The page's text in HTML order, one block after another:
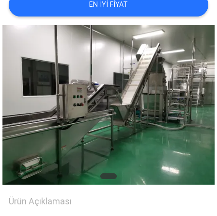
BIR
İNDIRIM
SITE
HARITASI
PRIVACY
POLICY
EN IYI FIYAT
Ürün Açıklaması